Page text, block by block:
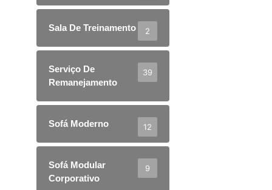
Sala De Treinamento 2
Serviço De
Remanejamento
39
Sofá Moderno 12
Sofá Modular
Corporativo
9